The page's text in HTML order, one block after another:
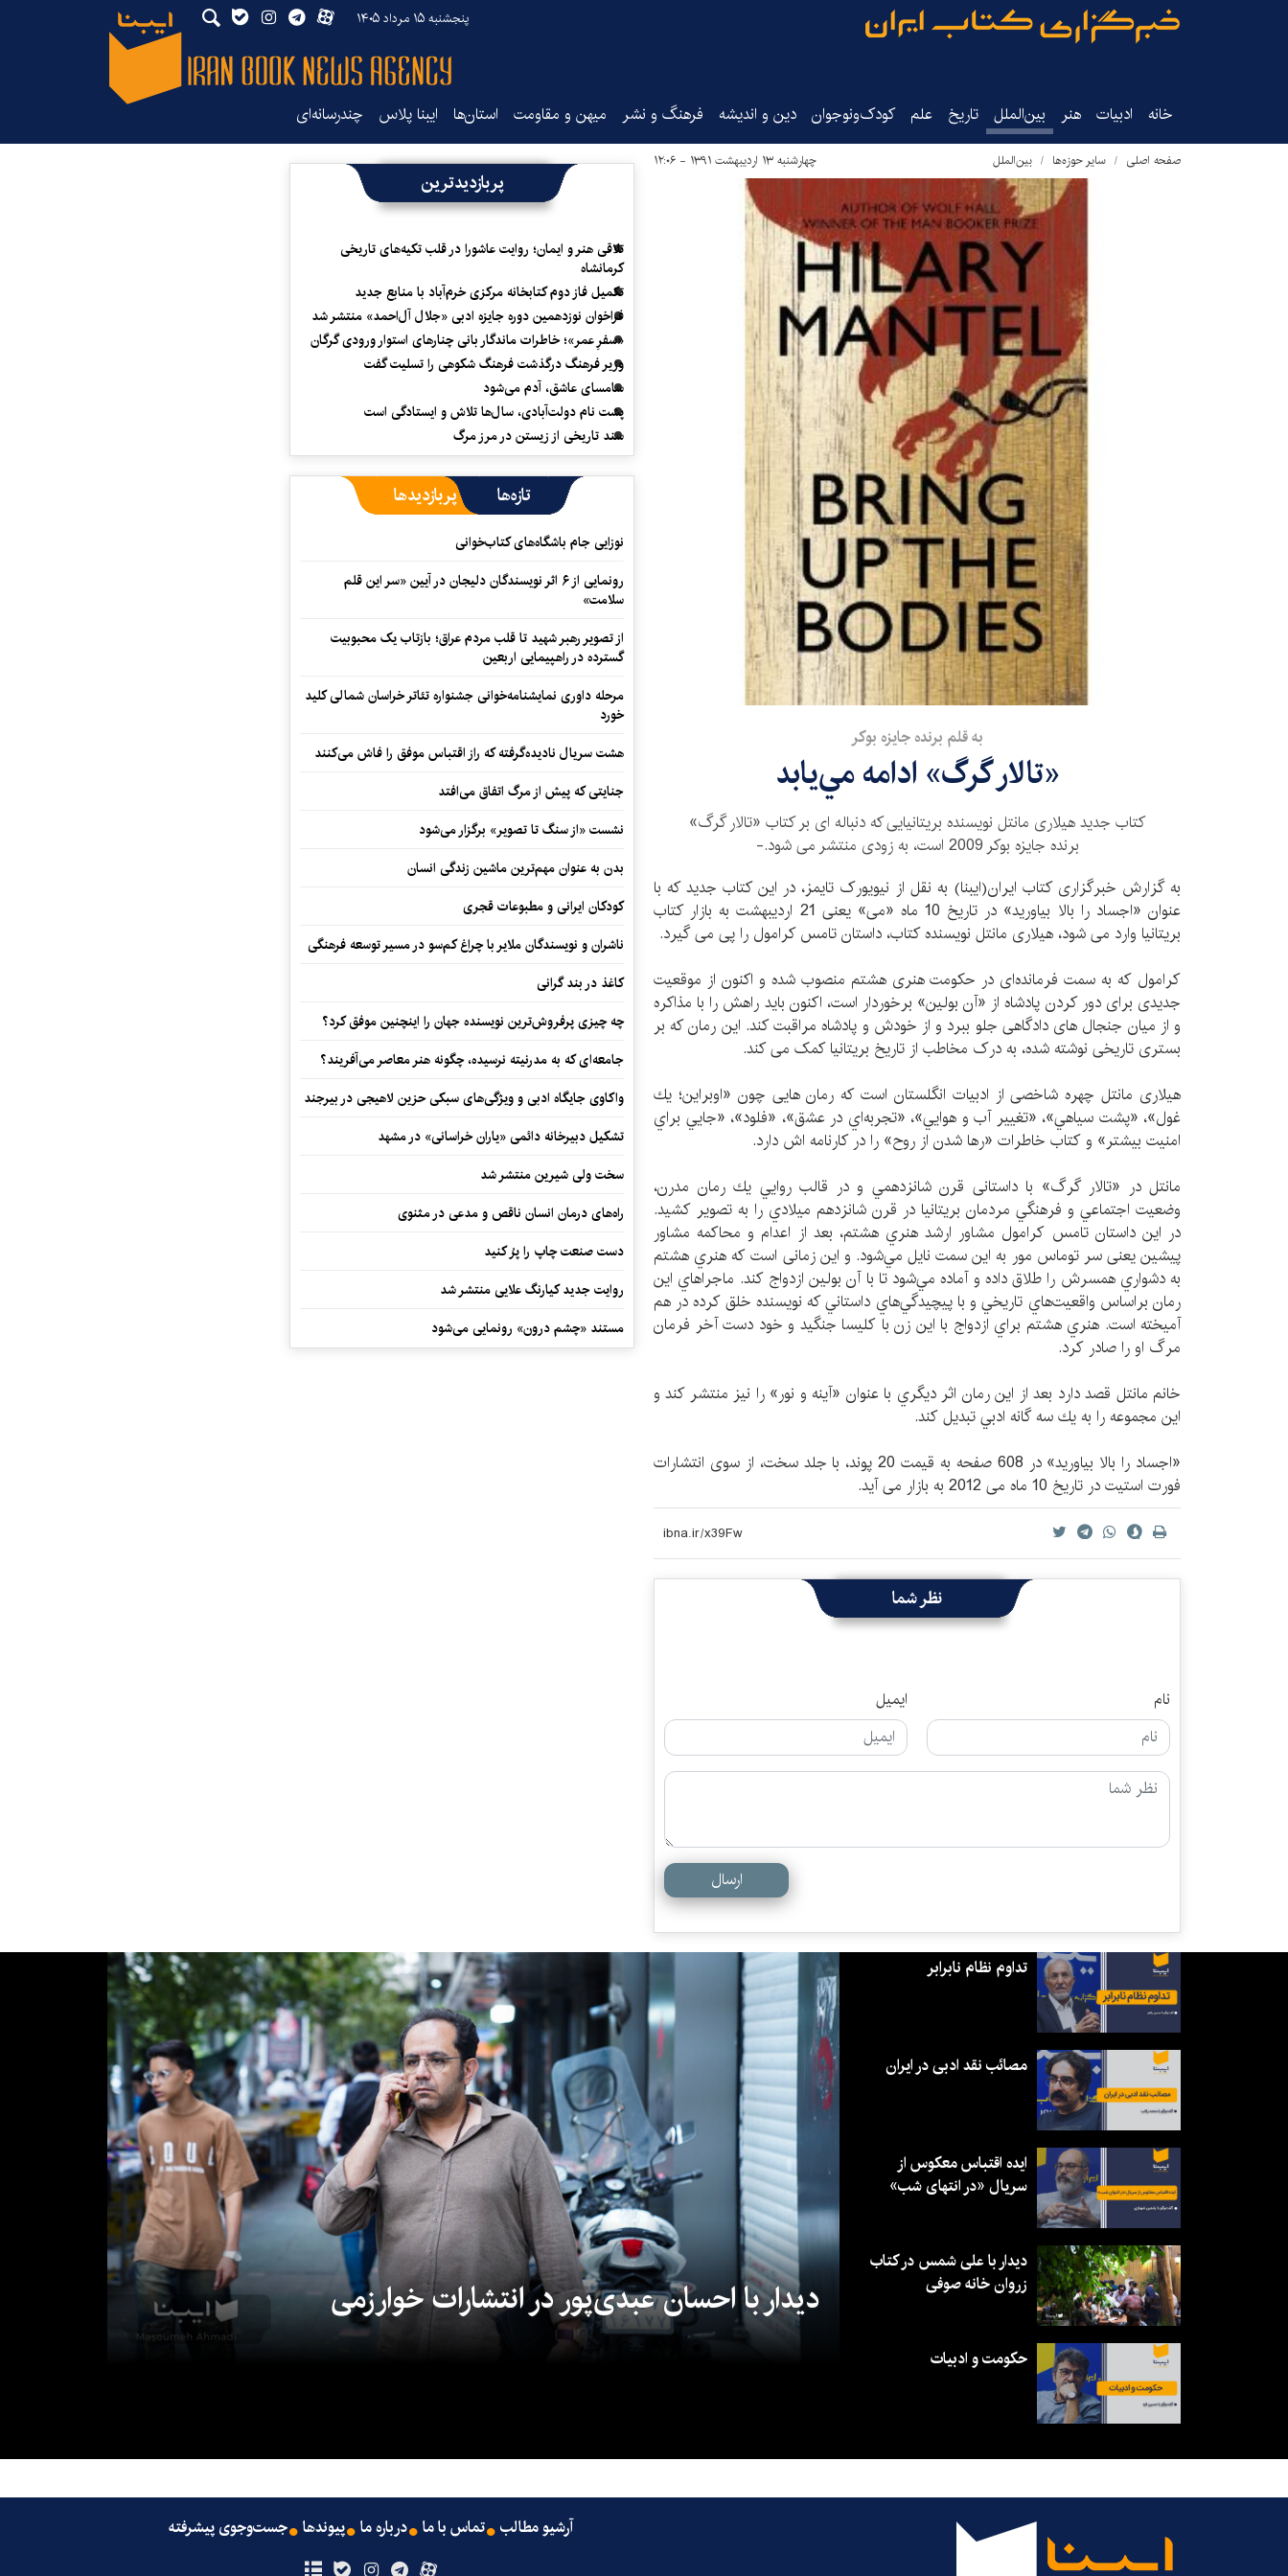
پنجشنبه ۱۵ مرداد ۱۴۰۵
خانه ادبیات هنر بین‌الملل تاریخ‌ علم کودک‌ونوجوان دین و اندیشه فرهنگ و نشر میهن و مقاومت استان‌ها ایبنا پلاس چندرسانه‌ای
صفحه اصلی سایر حوزه‌ها بین‌الملل چهارشنبه ۱۳ اردیبهشت ۱۳۹۱ - ۱۲:۰۶
به قلم برنده جايزه بوكر
«تالار گرگ» ادامه مي‌يابد
کتاب جدید هیلاری مانتل نویسنده بریتانیایی که دنباله ای بر کتاب «تالار گرگ»
برنده جایزه بوکر 2009 است، به زودی منتشر می شود.-
به گزارش خبرگزاری کتاب ایران(ایبنا) به نقل از نیویورک تایمز، در این کتاب جدید که با
عنوان «اجساد را بالا بیاورید» در تاریخ 10 ماه «می» یعنی 21 اردیبهشت به بازار کتاب
بریتانیا وارد می شود، هیلاری مانتل نویسنده کتاب، داستان تامس کرامول را پی می گیرد.
كرامول كه به سمت فرمانده‌ای در حکومت هنری هشتم منصوب شده و اکنون از موقعیت
جدیدی برای دور کردن پادشاه از «آن بولین» برخوردار است، اكنون باید راهش را با مذاکره
و از میان جنجال های دادگاهی جلو ببرد و از خودش و پادشاه مراقبت کند. این رمان که بر
بستری تاریخی نوشته شده، به درک مخاطب از تاریخ بریتانیا کمک می کند.
هیلاری مانتل چهره شاخصی از ادبیات انگلستان است که رمان هایی چون «اوبراين؛ يك
غول»، «پشت سياهي»، «تغيير آب و هوايي»، «تجربه‌اي در عشق»، «فلود»، «جايي براي
امنيت بيشتر» و كتاب خاطرات «رها شدن از روح» را در کارنامه اش دارد.
مانتل در «تالار گرگ» با داستانی قرن شانزدهمي و در قالب روايي يك رمان مدرن،
وضعیت اجتماعي و فرهنگي مردمان بريتانيا در قرن شانزدهم ميلادي را به تصوير ‌كشید.
در این داستان تامس كرامول مشاور ارشد هنري هشتم، بعد از اعدام و محاكمه مشاور
پيشين یعنی سر توماس مور به اين سمت نایل مي‌شود. و این زمانی است كه هنري هشتم
به دشواري همسرش را طلاق داده و آماده مي‌شود تا با آن بولين ازدواج كند. ماجراهاي اين
رمان براساس واقعيت‌هاي تاريخي و با پيچيدگي‌هاي داستاني که نویسنده خلق کرده در هم
آميخته است. هنري هشتم براي ازدواج با این زن با كليسا ‌جنگید و خود دست آخر فرمان
مرگ او را صادر ‌كرد.
خانم مانتل قصد دارد بعد از اين رمان اثر ديگري با عنوان «آينه و نور» را نیز منتشر کند و
اين مجموعه را به يك سه گانه ادبي تبديل ‌كند.
«اجساد را بالا بیاورید» در 608 صفحه به قیمت 20 پوند، با جلد سخت، از سوی انتشارات
فورت استیت در تاریخ 10 ماه می 2012 به بازار می آید.
نظر شما
نام ایمیل
ارسال
پربازدیدترین
تلاقی هنر و ایمان؛ روایت عاشورا در قلب تکیه‌های تاریخی
کرمانشاه
تکمیل فاز دوم کتابخانه مرکزی خرم‌آباد با منابع جدید
فراخوان نوزدهمین دوره جایزه ادبی «جلال آل‌احمد» منتشر شد
«سفرِ عمر»؛ خاطرات ماندگار بانی چنارهای استوار ورودی گرگان
وزیر فرهنگ درگذشت فرهنگ شکوهی را تسلیت گفت
سامسای عاشق، آدم می‌شود
پشت نام دولت‌آبادی، سال‌ها تلاش و ایستادگی است
سند تاریخی از زیستن در مرز مرگ
تازه‌ها پربازدیدها
نوزایی جام باشگاه‌های کتاب‌خوانی
رونمایی از ۶ اثر نویسندگان دلیجان در آیین «سر این قلم
سلامت»
از تصویر رهبر شهید تا قلب مردم عراق؛ بازتاب یک محبوبیت
گسترده در راهپیمایی اربعین
مرحله داوری نمایشنامه‌خوانی جشنواره تئاتر خراسان شمالی کلید
خورد
هشت سریال نادیده‌گرفته که راز اقتباس موفق را فاش می‌کنند
جنایتی که پیش از مرگ اتفاق می‌افتد
نشست «از سنگ تا تصویر» برگزار می‌شود
بدن به عنوان مهم‌ترین ماشین زندگی انسان
کودکان ایرانی و مطبوعات قجری
ناشران و نویسندگان ملایر با چراغ کم‌سو در مسیر توسعه فرهنگی
کاغذ در بند گرانی
چه چیزی پرفروش‌ترین نویسنده جهان را اینچنین موفق کرد؟
جامعه‌ای که به مدرنیته نرسیده، چگونه هنر معاصر می‌آفریند؟
واکاوی جایگاه ادبی و ویژگی‌های سبکی حزین لاهیجی در بیرجند
تشکیل دبیرخانه دائمی «یاران خراسانی» در مشهد
سخت ولی شیرین منتشر شد
راه‌های درمان انسان ناقص و مدعی در مثنوی
دست صنعت چاپ را پرُ کنید
روایت جدید کیارنگ علایی منتشر شد
مستند «چشم درون» رونمایی می‌شود
دیدار با احسان عبدی‌پور در انتشارات خوارزمی
تداوم نظام نابرابر
مصائب نقد ادبی در ایران
ایده اقتباس معکوس از
سریال «در انتهای شب»
دیدار با علی شمس در کتاب
زروان خانه صوفی
حکومت و ادبیات
آرشیو مطالب تماس با ما درباره ما پیوندها جست‌وجوی پیشرفته